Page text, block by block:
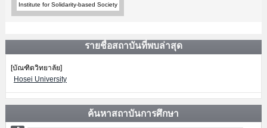
Institute for Solidarity-based Society
รายชื่อสถาบันที่พบล่าสุด
[บัณฑิตวิทยาลัย]
Hosei University
ค้นหาสถาบันการศึกษา